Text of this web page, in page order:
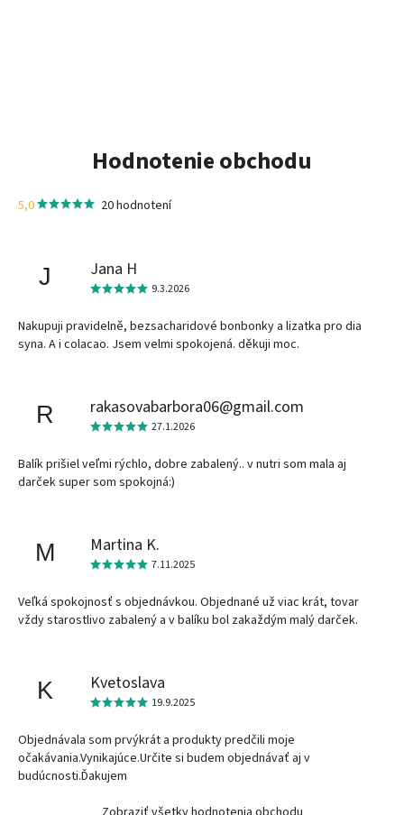
Hodnotenie obchodu
5,0 20 hodnotení
J Jana H
9.3.2026
Nakupuji pravidelně, bezsacharidové bonbonky a lizatka pro dia
syna. A i colacao. Jsem velmi spokojená. děkuji moc.
R rakasovabarbora06@gmail.com
27.1.2026
Balík prišiel veľmi rýchlo, dobre zabalený.. v nutri som mala aj
darček super som spokojná:)
M Martina K.
7.11.2025
Veľká spokojnosť s objednávkou. Objednané už viac krát, tovar
vždy starostlivo zabalený a v balíku bol zakaždým malý darček.
K Kvetoslava
19.9.2025
Objednávala som prvýkrát a produkty predčili moje
očakávania.Vynikajúce.Určite si budem objednávať aj v
budúcnosti.Ďakujem